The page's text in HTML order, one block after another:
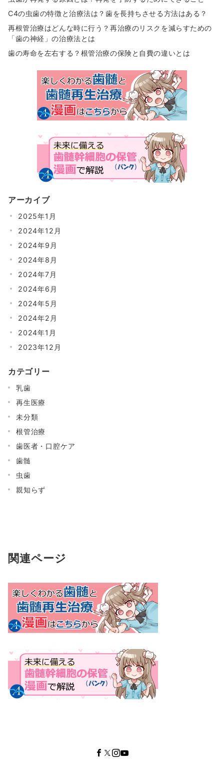
C4の虫歯の特徴と治療法は？歯を長持ちさせる方法はある？
再根管治療はどんな時に行う？再治療のリスクを減らすための
「歯の神経」の治療法とは
歯の寿命を左右する？根管治療の保険と自費の違いとは
アーカイブ
2025年1月
2024年12月
2024年9月
2024年8月
2024年7月
2024年6月
2024年5月
2024年2月
2024年1月
2023年12月
カテゴリー
乳歯
再生医療
未分類
根管治療
歯医者・口腔ケア
歯髄
虫歯
親知らず
関連ページ